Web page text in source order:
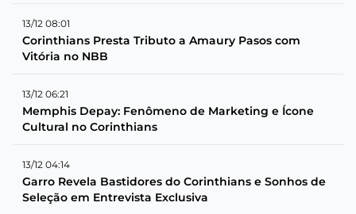
13/12 08:01
Corinthians Presta Tributo a Amaury Pasos com
Vitória no NBB
13/12 06:21
Memphis Depay: Fenômeno de Marketing e Ícone
Cultural no Corinthians
13/12 04:14
Garro Revela Bastidores do Corinthians e Sonhos de
Seleção em Entrevista Exclusiva